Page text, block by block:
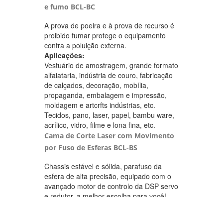
e fumo BCL-BC
A prova de poeira e à prova de recurso é
proibido fumar protege o equipamento
contra a poluição externa.
Aplicações:
Vestuário de amostragem, grande formato
alfaiataria, indústria de couro, fabricação
de calçados, decoração, mobília,
propaganda, embalagem e impressão,
moldagem e artcrfts indústrias, etc.
Tecidos, pano, laser, papel, bambu ware,
acrílico, vidro, filme e lona fina, etc.
Cama de Corte Laser com Movimento
por Fuso de Esferas BCL-BS
Chassis estável e sólida, parafuso da
esfera de alta precisão, equipado com o
avançado motor de controlo da DSP servo